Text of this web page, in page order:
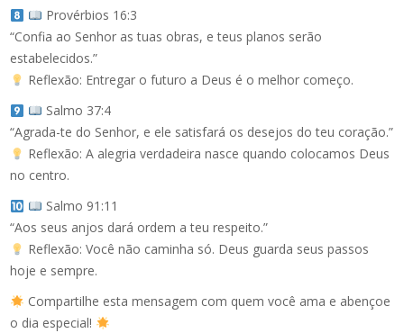
Provérbios 16:3
“Confia ao Senhor as tuas obras, e teus planos serão
estabelecidos.”
Reflexão: Entregar o futuro a Deus é o melhor começo.
Salmo 37:4
“Agrada-te do Senhor, e ele satisfará os desejos do teu coração.”
Reflexão: A alegria verdadeira nasce quando colocamos Deus
no centro.
Salmo 91:11
“Aos seus anjos dará ordem a teu respeito.”
Reflexão: Você não caminha só. Deus guarda seus passos
hoje e sempre.
Compartilhe esta mensagem com quem você ama e abençoe
o dia especial!